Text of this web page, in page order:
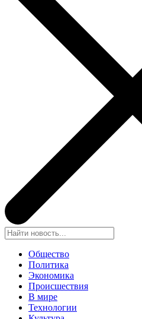
Общество
Политика
Экономика
Происшествия
В мире
Технологии